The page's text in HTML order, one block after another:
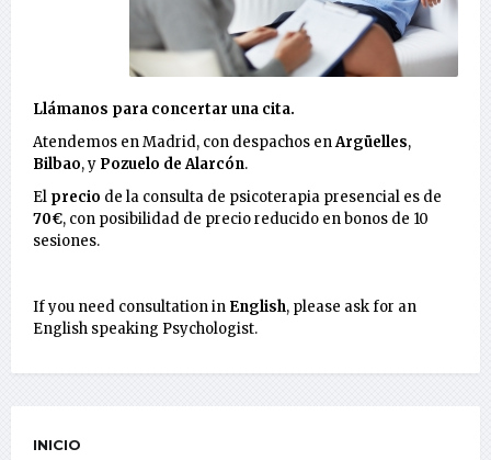
Llámanos para concertar una cita.
Atendemos en Madrid, con despachos enArgüelles,
Bilbao, y Pozuelo de Alarcón.
El precio de la consulta de psicoterapia presencial es de
70€, con posibilidad de precio reducido en bonos de 10
sesiones.
If you need consultation in English, please ask for an
English speaking Psychologist.
INICIO